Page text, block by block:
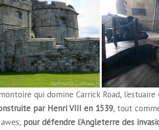
qui domine Carrick Road,
par Henri VIII en 1539, tout
pour défendre l’Angleterre des